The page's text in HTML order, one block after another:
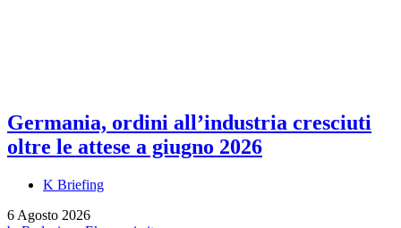
Germania, ordini all’industria cresciuti
oltre le attese a giugno 2026
K Briefing
6 Agosto 2026